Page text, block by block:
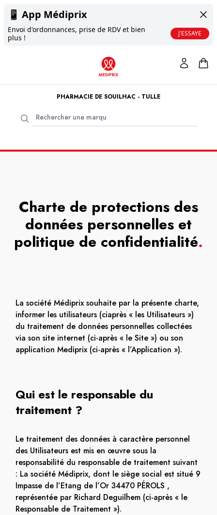
📱 App Médiprix
Envoi d'ordonnances, prise de RDV et bien
plus !
J'ESSAYE
PHARMACIE DE SOUILHAC - TULLE
Charte de protections des
données personnelles et
politique de confidentialité.
La société Médiprix souhaite par la présente charte,
informer les utilisateurs (ciaprès « les Utilisateurs »)
du traitement de données personnelles collectées
via son site internet (ci-après « le Site ») ou son
application Mediprix (ci-après « l’Application »).
Qui est le responsable du
traitement ?
Le traitement des données à caractère personnel
des Utilisateurs est mis en œuvre sous la
responsabilité du responsable de traitement suivant
: La société Médiprix, dont le siège social est situé 9
Impasse de l’Etang de l’Or 34470 PÉROLS ,
représentée par Richard Deguilhem (ci-après « le
Responsable de Traitement »).